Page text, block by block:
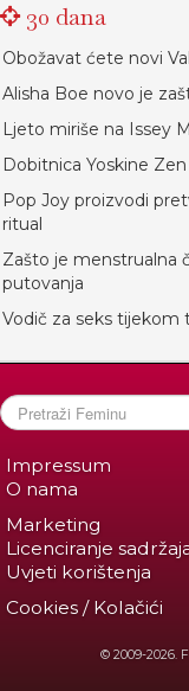
30 dana
Obožavat ćete novi
Alisha Boe novo je
Ljeto miriše na Issey
Dobitnica Yoskine
Pop Joy proizvodi
ritual
Zašto je menstrualna
putovanja
Vodič za seks tijekom
Impressum
O nama
Marketing
Licenciranje
Uvjeti korištenja
Cookies / Kolačići
© 2009-2026.